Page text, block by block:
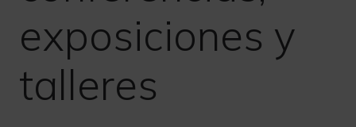
exposiciones y
talleres